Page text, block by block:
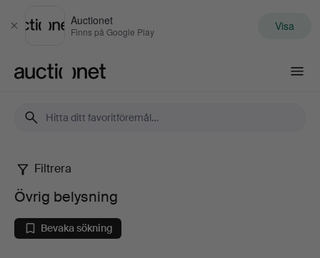
Stäng
Auctionet
Finns på Google Play Visa
Övrig
belysning
Filtrera
Övrig belysning
Bevaka sökning